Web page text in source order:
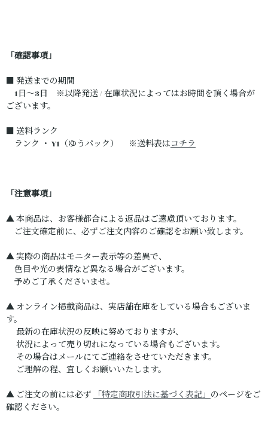
「確認事項」
■ 発送までの期間
1日～3日 ※以降発送 / 在庫状況によってはお時間を頂く場合が
ございます。
■ 送料ランク
ランク ・ Y1（ゆうパック） ※送料表はコチラ
「注意事項」
▲ 本商品は、お客様都合による返品はご遠慮頂いております。
ご注文確定前に、必ずご注文内容のご確認をお願い致します。
▲ 実際の商品はモニター表示等の差異で、
色目や光の表情など異なる場合がございます。
予めご了承くださいませ。
▲ オンライン掲載商品は、実店舗在庫をしている場合もございま
す。
最新の在庫状況の反映に努めておりますが、
状況によって売り切れになっている場合もございます。
その場合はメールにてご連絡をさせていただきます。
ご理解の程、宜しくお願いいたします。
▲ ご注文の前には必ず 「特定商取引法に基づく表記」のページをご
確認ください。